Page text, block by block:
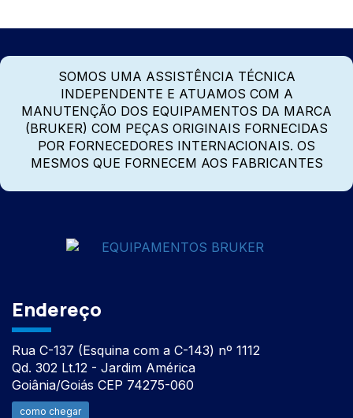
SOMOS UMA ASSISTÊNCIA TÉCNICA
INDEPENDENTE E ATUAMOS COM A
MANUTENÇÃO DOS EQUIPAMENTOS DA MARCA
(BRUKER) COM PEÇAS ORIGINAIS FORNECIDAS
POR FORNECEDORES INTERNACIONAIS. OS
MESMOS QUE FORNECEM AOS FABRICANTES
Endereço
Rua C-137 (Esquina com a C-143) nº 1112
Qd. 302 Lt.12 - Jardim América
Goiânia/Goiás CEP 74275-060
como chegar